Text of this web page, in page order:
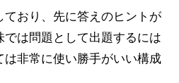
おり、先に答えのヒントが
は問題として出題するには
非常に使い勝手がいい構成